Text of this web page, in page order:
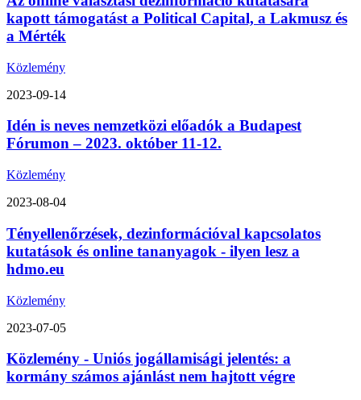
kapott támogatást a Political Capital, a Lakmusz és
a Mérték
Közlemény
2023-09-14
Idén is neves nemzetközi előadók a Budapest
Fórumon – 2023. október 11-12.
Közlemény
2023-08-04
Tényellenőrzések, dezinformációval kapcsolatos
kutatások és online tananyagok - ilyen lesz a
hdmo.eu
Közlemény
2023-07-05
Közlemény - Uniós jogállamisági jelentés: a
kormány számos ajánlást nem hajtott végre